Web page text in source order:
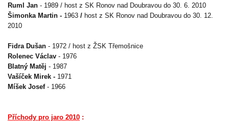
Ruml Jan - 1989 / host z SK Ronov nad Doubravou do 30. 6. 2010
Šimonka Martin - 1963 / host z SK Ronov nad Doubravou do 30. 12.
2010
Fidra Dušan - 1972 / host z ŽSK Třemošnice
Rolenec Václav - 1976
Blatný Matěj - 1987
Vašíček Mirek - 1971
Míšek Josef- 1966
Příchody pro jaro 2010 :